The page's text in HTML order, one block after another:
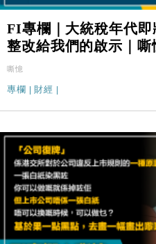
FI專欄｜大統稅年代
整改給我們的啟示｜嘶
嘶憶
專欄 | 財經 |